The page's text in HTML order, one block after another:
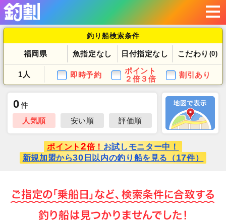
釣り船検索条件
福岡県 魚指定なし 日付指定なし こだわり (0)
1人 即時予約
ポイント
２倍３倍
割引あり
0件
人気順
安い順 評価順
ポイント 2倍！ お試しモニター中！
新規加盟から30 日以内の釣り船を見る（17件）